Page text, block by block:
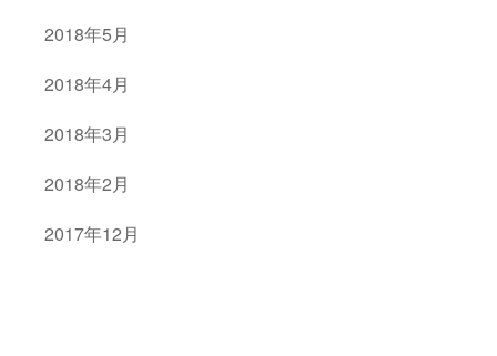
2018年5月
2018年4月
2018年3月
2018年2月
2017年12月